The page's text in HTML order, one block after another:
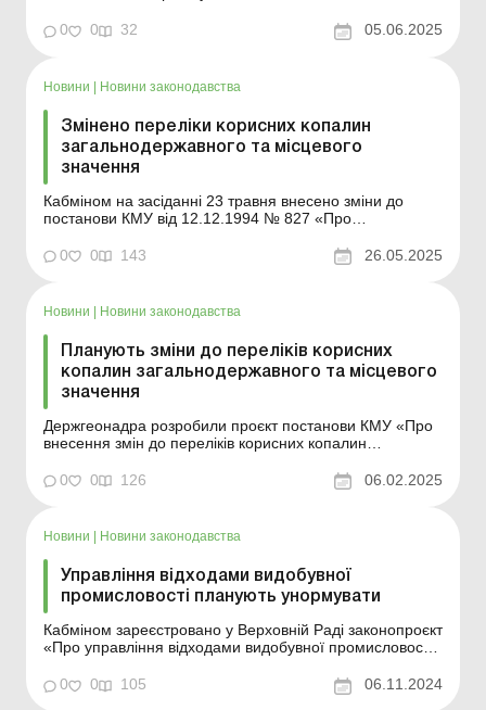
половини коштів, які отримані після набуття чинності
0 0 32 05.06.2025
Новини | Новини законодавства
Змінено переліки корисних копалин
загальнодержавного та місцевого
значення
Кабміном на засіданні 23 травня внесено зміни до
постанови КМУ від 12.12.1994 № 827 «Про
загальнодержавного та місцевого значення». Змінами
викладено в новій редакції Перелік корисних копалин
0 0 143 26.05.2025
Новини Новини законодавства
Планують зміни до переліків корисних
копалин загальнодержавного та місцевого
значення
Держгеонадра розробили проєкт постанови КМУ «Про
внесення змін до переліків корисних копалин
акта розроблено з метою внесення змін і доповнень до
переліків корисних копалин загальнодержавного та
0 0 126 06.02.2025
Новини Новини законодавства
Управління відходами видобувної
промисловості планують унормувати
Кабміном зареєстровано у Верховній Раді законопроєкт
«Про управління відходами видобувної промисловості»
визначення правових, економічних та організаційних
засад діяльності щодо управління відходами
0 0 105 06.11.2024